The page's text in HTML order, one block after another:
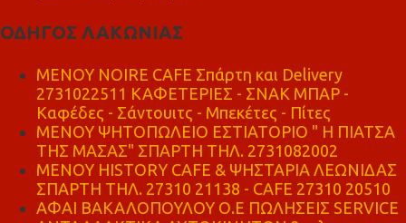
ΟΔΗΓΟΣ ΛΑΚΩΝΙΑΣ
MENOY NOIRE CAFE Σπάρτη και Delivery
2731022511 ΚΑΦΕΤΕΡΙΕΣ - ΣΝΑΚ ΜΠΑΡ -
Καφέδες - Σάντουιτς - Μπεκέτες - Πίτες
ΜΕΝΟΥ ΨΗΤΟΠΩΛΕΙΟ ΕΣΤΙΑΤΟΡΙΟ " Η ΠΙΑΤΣΑ
ΤΗΣ ΜΑΣΑΣ" ΣΠΑΡΤΗ ΤΗΛ. 2731082002
ΜΕΝΟΥ HISTORY CAFE & ΨΗΣΤΑΡΙΑ ΛΕΩΝΙΔΑΣ
ΣΠΑΡΤΗ ΤΗΛ. 27310 21138 - CAFE 27310 20510
ΑΦΑΙ ΒΑΚΑΛΟΠΟΥΛΟΥ Ο.Ε ΠΩΛΗΣΕΙΣ SERVICE